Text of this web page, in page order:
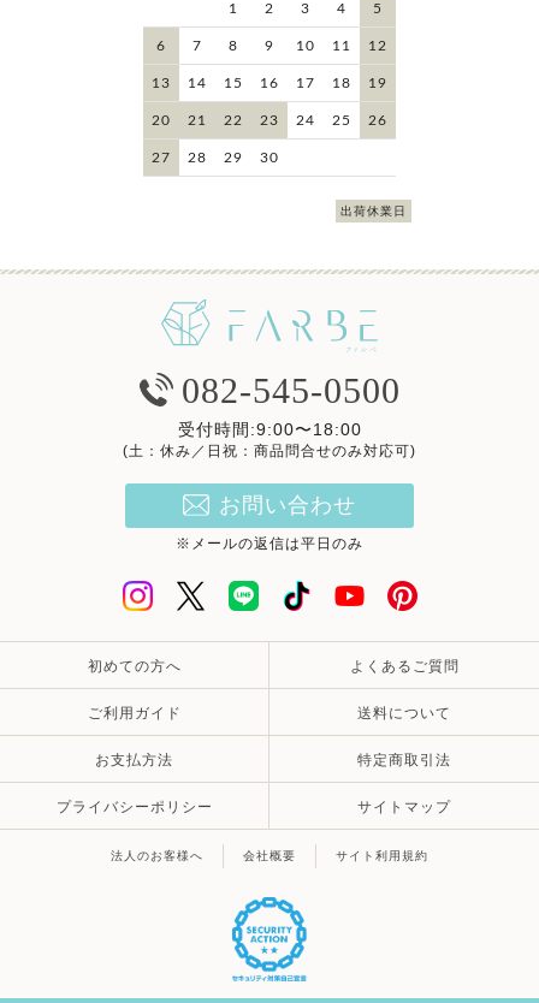
1 2 3 4 5
6 7 8 9 10 11 12
13 14 15 16 17 18 19
20 21 22 23 24 25 26
27 28 29 30
出荷休業日
082-545-0500
受付時間:9:00〜18:00
(土：休み／日祝：商品問合せのみ対応可)
お問い合わせ
※メールの返信は平日のみ
初めての方へ よくあるご質問
ご利用ガイド 送料について
お支払方法 特定商取引法
プライバシーポリシー サイトマップ
法人のお客様へ 会社概要 サイト利用規約